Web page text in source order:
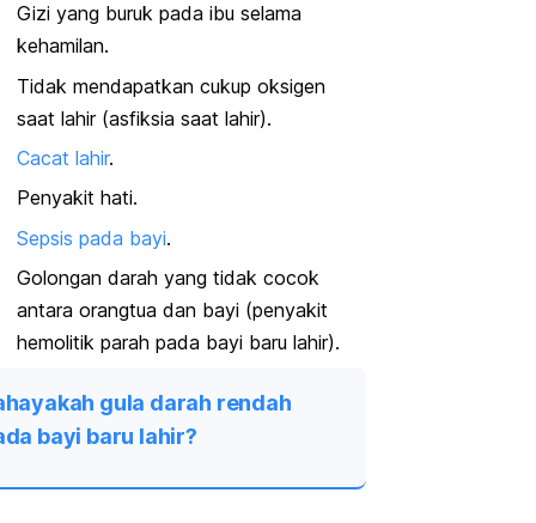
Gizi yang buruk pada ibu selama
kehamilan.
Tidak mendapatkan cukup oksigen
saat lahir (asfiksia saat lahir).
Cacat lahir.
Penyakit hati.
Sepsis pada bayi.
Golongan darah yang tidak cocok
antara orangtua dan bayi (penyakit
hemolitik parah pada bayi baru lahir).
gula darah rendah
bayi baru lahir?